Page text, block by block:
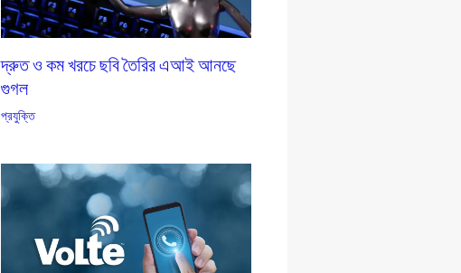
দ্রুত ও কম খরচে ছবি তৈরির এআই আনছে
গুগল
প্রযুক্তি